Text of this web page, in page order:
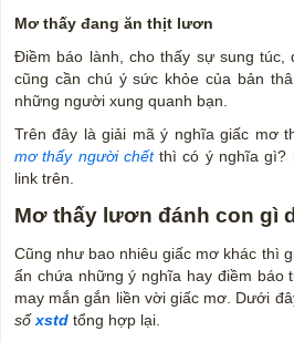
Mơ thấy đang ăn thịt lươn
Điềm báo lành, cho thấy sự sung túc,
cũng cần chú ý sức khỏe của bản
những người xung quanh bạn.
Trên đây là giải mã ý nghĩa giấc mơ
mơ thấy người chết thì có ý nghĩa gì?
link trên.
Mơ thấy lươn đánh con gì
Cũng như bao nhiêu giấc mơ khác thì
ẩn chứa những ý nghĩa hay điềm báo
may mắn gắn liền vời giấc mơ. Dưới
sốxstd tổng hợp lại.